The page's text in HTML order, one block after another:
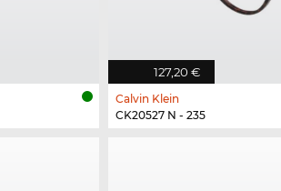
127,20 €
Calvin Klein
CK20527 N - 235